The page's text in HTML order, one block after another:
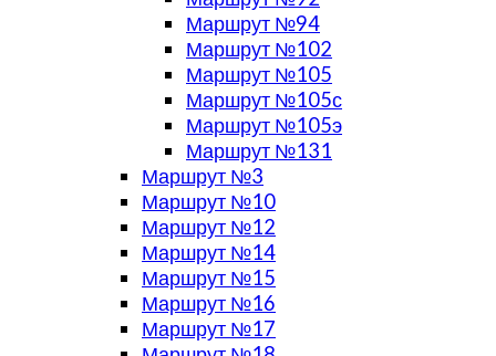
Маршрут №94
Маршрут №102
Маршрут №105
Маршрут №105с
Маршрут №105э
Маршрут №131
Маршрут №3
Маршрут №10
Маршрут №12
Маршрут №14
Маршрут №15
Маршрут №16
Маршрут №17